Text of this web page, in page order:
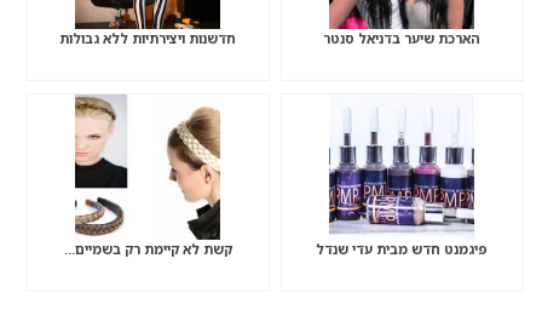
הארכת שיער בדניאל סנטר חדשנות ויצירתיות ללא גבולות
פיגמנט חדש מבית עדי שנדל קשת לא קיימת רק בשמיים…